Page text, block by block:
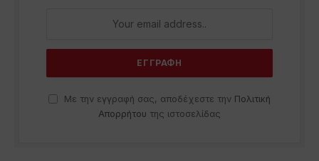
Με την εγγραφή σας, αποδέχεστε την Πολιτική
Απορρήτου της ιστοσελίδας